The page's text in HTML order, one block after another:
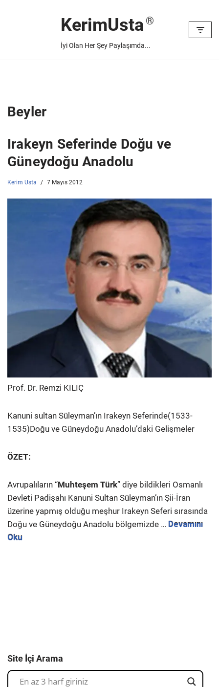
KerimUsta
İyi Olan Her Şey Paylaşımda...
Beyler
Irakeyn Seferinde Doğu ve
Güneydoğu Anadolu
Kerim Usta 7 Mayıs 2012
Prof. Dr. Remzi KILIÇ
Kanuni sultan Süleyman’ın Irakeyn Seferinde(1533-
1535)Doğu ve Güneydoğu Anadolu’daki Gelişmeler
ÖZET:
Avrupalıların “Muhteşem Türk” diye bildikleri Osmanlı
Devleti Padişahı Kanuni Sultan Süleyman’ın Şii-İran
üzerine yapmış olduğu meşhur Irakeyn Seferi sırasında
Doğu ve Güneydoğu Anadolu bölgemizde … Devamını
Oku
Site İçi Arama